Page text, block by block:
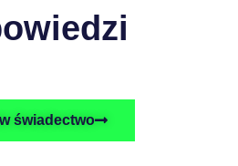
świadectwo